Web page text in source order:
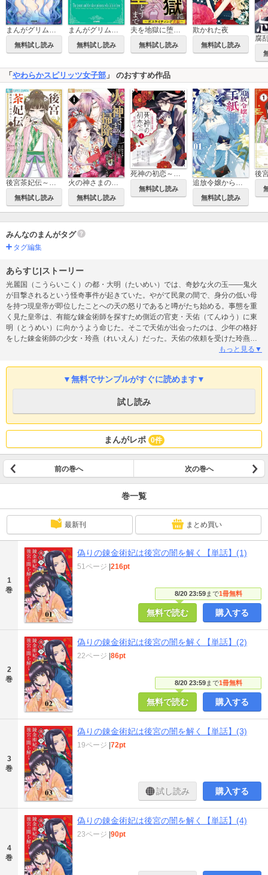
まんがグリム童話 いけにえ人魚姫
無料試し読み
まんがグリム童話 暴君と恋する奴隷姫
無料試し読み
夫を地獄に堕とすまで ～ガスライティング洗脳～（分冊版）
無料試し読み
欺かれた夜
無料試し読み
「やわらかスピリッツ女子部 」 のおすすめ作品
無料試し読み 無料試し読み
死神の初恋～没落華族の令嬢は愛を知らない死神に嫁ぐ～
無料試し読み
無料試し読み
みんなのまんがタグ
タグ編集
あらすじ|ストーリー
光麗国（こうらいこく）の都・大明（たいめい）では、奇妙な火の玉――鬼火
が目撃されるという怪奇事件が起きていた。やがて民衆の間で、身分の低い母
を持つ現皇帝が即位したことへの天の怒りであると噂がたち始める。事態を重
く見た皇帝は、有能な錬金術師を探すため側近の官吏・天佑（てんゆう）に東
明（とうめい）に向かうよう命じた。そこで天佑が出会ったのは、少年の格好
をした錬金術師の少女・玲燕（れいえん）だった。天佑の依頼を受けた玲燕
は、錬金術の知識で鬼火の謎を解き明かすため、後宮へ潜入することになるの
もっと見る▼
▼無料でサンプルがすぐに読めます▼
試し読み
まんがレポ 0件
前の巻へ 次の巻へ
巻一覧
最新刊 まとめ買い
1
巻
偽りの錬金術妃は後宮の闇を解く【単話】(1)
8/20 23:59まで1冊無料
51ページ |216pt
無料で読む 購入する
2
巻
偽りの錬金術妃は後宮の闇を解く【単話】(2)
8/20 23:59まで1冊無料
22ページ |86pt
無料で読む 購入する
3
巻
偽りの錬金術妃は後宮の闇を解く【単話】(3)
19ページ |72pt
試し読み 購入する
4
巻
偽りの錬金術妃は後宮の闇を解く【単話】(4)
23ページ |90pt